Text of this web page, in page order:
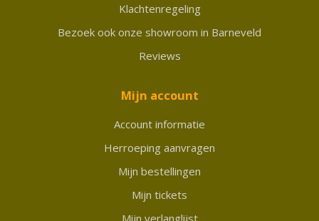
Klachtenregeling
Bezoek ook onze showroom in Barneveld
Reviews
Mijn account
Account informatie
Herroeping aanvragen
Mijn bestellingen
Mijn tickets
Mijn verlanglijst